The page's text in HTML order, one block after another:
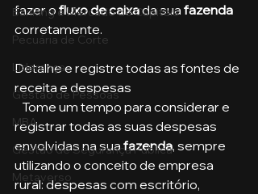
Banking e Mercado de Capitais
Pecuária de Corte
Liderança
Gestão de Pessoas
MBA
Gestão de Segurança Publica
Metaverso
fazer o fluxo de caixa da sua fazenda
corretamente.
Detalhe e registre todas as fontes de
receita e despesas
registrar todas as suas despesas
envolvidas na sua fazenda, sempre
utilizando o conceito de empresa
rural: despesas com escritório,